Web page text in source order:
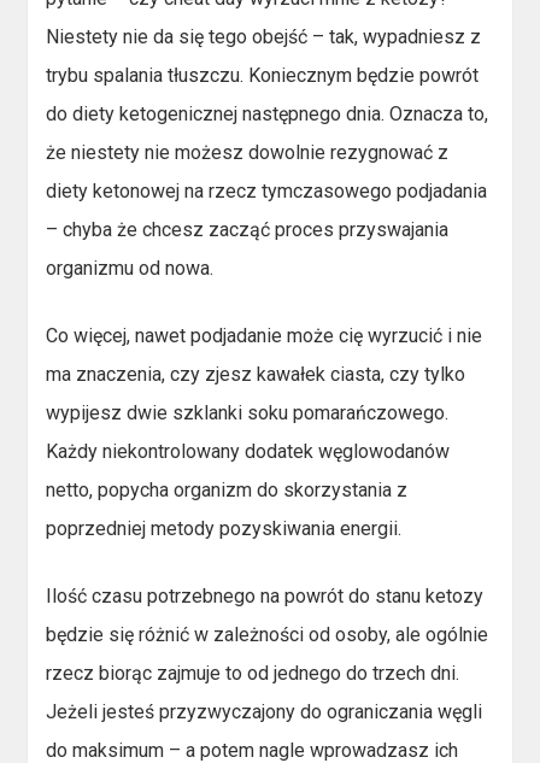
Niestety nie da się tego obejść – tak, wypadniesz z
trybu spalania tłuszczu. Koniecznym będzie powrót
do diety ketogenicznej następnego dnia. Oznacza to,
że niestety nie możesz dowolnie rezygnować z
diety ketonowej na rzecz tymczasowego podjadania
– chyba że chcesz zacząć proces przyswajania
organizmu od nowa.
Co więcej, nawet podjadanie może cię wyrzucić i nie
ma znaczenia, czy zjesz kawałek ciasta, czy tylko
wypijesz dwie szklanki soku pomarańczowego.
Każdy niekontrolowany dodatek węglowodanów
netto, popycha organizm do skorzystania z
poprzedniej metody pozyskiwania energii.
Ilość czasu potrzebnego na powrót do stanu ketozy
będzie się różnić w zależności od osoby, ale ogólnie
rzecz biorąc zajmuje to od jednego do trzech dni.
Jeżeli jesteś przyzwyczajony do ograniczania węgli
do maksimum – a potem nagle wprowadzasz ich